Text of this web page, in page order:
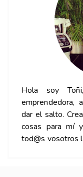
Hola soy
emprendedora,
dar el salto.
cosas para mí
tod@s vosotros